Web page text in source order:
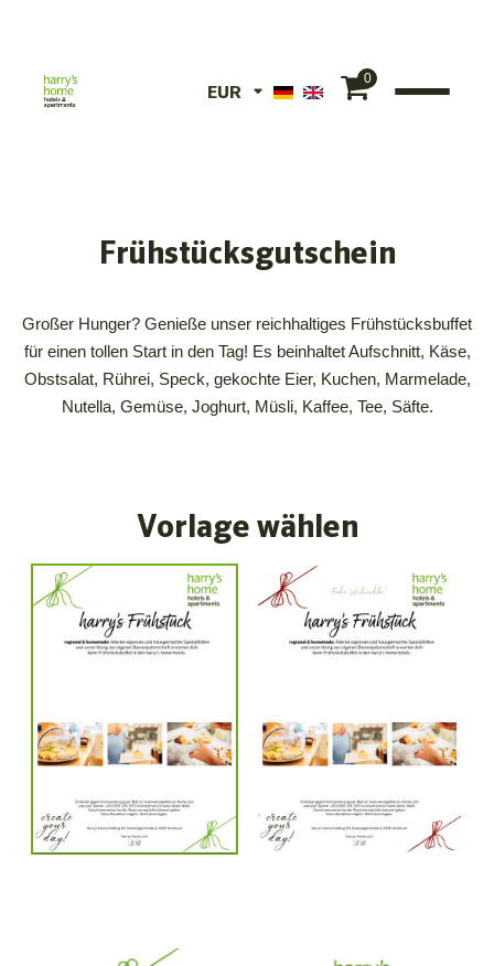
EUR
0
Frühstücksgutschein
Großer Hunger? Genieße unser reichhaltiges Frühstücksbuffet
für einen tollen Start in den Tag! Es beinhaltet Aufschnitt, Käse,
Obstsalat, Rührei, Speck, gekochte Eier, Kuchen, Marmelade,
Nutella, Gemüse, Joghurt, Müsli, Kaffee, Tee, Säfte.
Vorlage wählen